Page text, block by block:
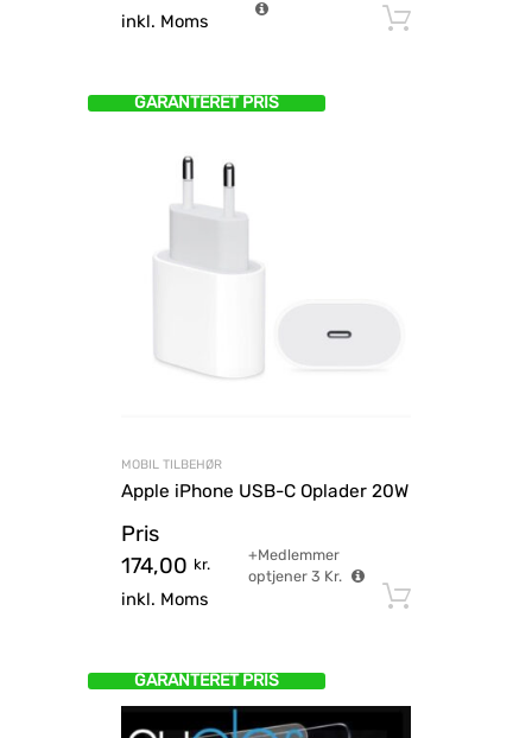
inkl. Moms
GARANTERET PRIS
MOBIL TILBEHØR
Apple iPhone USB-C Oplader 20W
Pris
174,00 kr.
inkl. Moms
+Medlemmer
optjener 3 Kr.
GARANTERET PRIS